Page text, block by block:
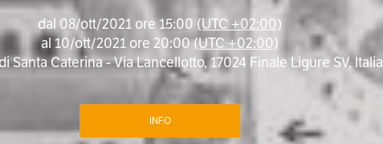
dal 08/ott/2021 ore 15:00 (UTC +02:00)
al 10/ott/2021 ore 20:00(UTC +02:00)
Santa Caterina - Via Lancellotto, 17024 Finale Ligure SV, Italia
INFO